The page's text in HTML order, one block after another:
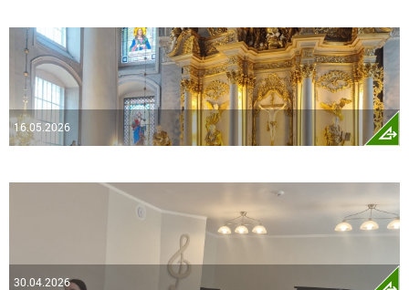
16.05.2026
30.04.2026